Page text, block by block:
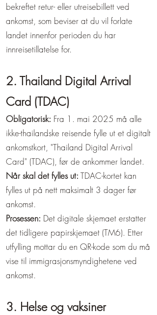
bekreftet retur- eller utreisebillett ved
ankomst, som beviser at du vil forlate
landet innenfor perioden du har
innreisetillatelse for.
2. Thailand Digital Arrival
Card (TDAC)
Obligatorisk: Fra 1. mai 2025 må alle
ikke-thailandske reisende fylle ut et digitalt
ankomstkort, "Thailand Digital Arrival
Card" (TDAC), før de ankommer landet.
Når skal det fylles ut: TDAC-kortet kan
fylles ut på nett maksimalt 3 dager før
ankomst.
Prosessen: Det digitale skjemaet erstatter
det tidligere papirskjemaet (TM6). Etter
utfylling mottar du en QR-kode som du må
vise til immigrasjonsmyndighetene ved
ankomst.
3. Helse og vaksiner